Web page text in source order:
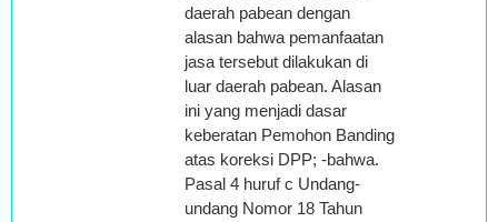
daerah pabean dengan
alasan bahwa pemanfaatan
jasa tersebut dilakukan di
luar daerah pabean. Alasan
ini yang menjadi dasar
keberatan Pemohon Banding
atas koreksi DPP; -bahwa.
Pasal 4 huruf c Undang-
undang Nomor 18 Tahun